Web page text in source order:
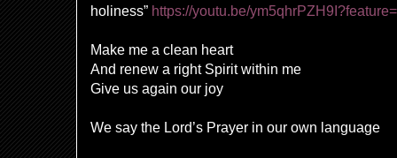
holiness” https://youtu.be/
Make me a clean heart
And renew a right Spirit within me
Give us again our joy
We say the Lord’s Prayer in our own language